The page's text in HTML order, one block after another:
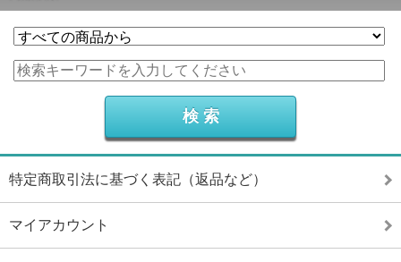
特定商取引法に基づく表記（返品など）
マイアカウント